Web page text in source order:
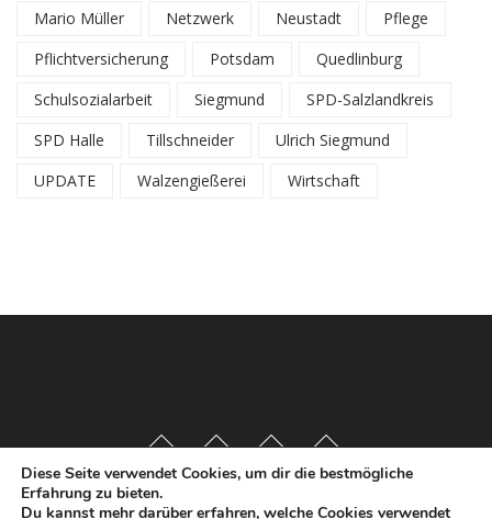
Mario Müller
Netzwerk Neustadt
Pflege
Pflichtversicherung
Potsdam
Quedlinburg
Schulsozialarbeit
Siegmund
SPD-Salzlandkreis
SPD Halle
Tillschneider
Ulrich Siegmund
UPDATE
Walzengießerei Wirtschaft
Diese Seite verwendet Cookies, um dir die bestmögliche
Erfahrung zu bieten.
Du kannst mehr darüber erfahren, welche Cookies verwendet